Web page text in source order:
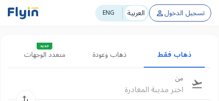
ENG العربية تسجيل الدخول
ذهاب فقط ذهاب وعودة متعدد الوجهات
جديد
من
اختر مدينة المغادرة